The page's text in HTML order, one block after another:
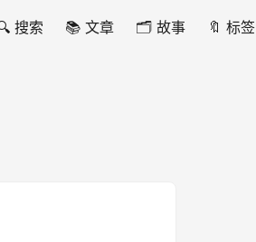
搜索 📚 文章 🗂️ 故事 🔖 标签